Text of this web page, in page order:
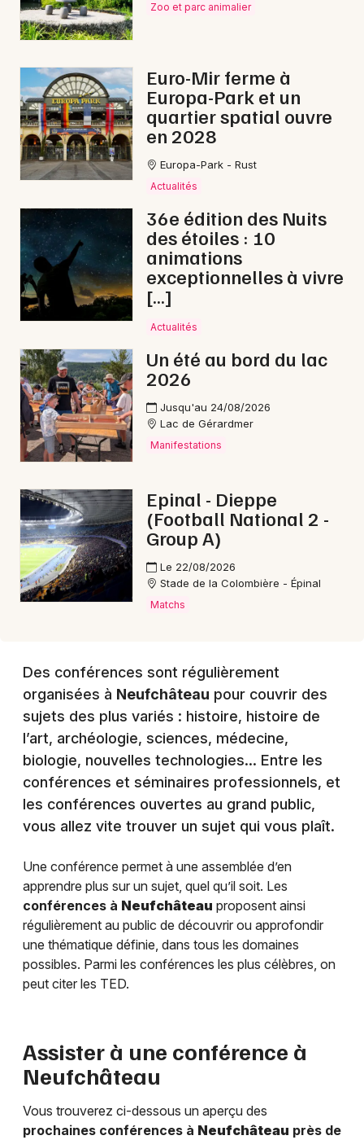
Conférences en Lorraine
Conférences dans le Grand Est
Newsletter des sorties
Actus à Neufchâteau
Magazine à Neufchâteau
88 - Vosges
Mon email
Je m'abonne
Zoo et parc animalier
Euro-Mir ferme à
Europa-Park et un
quartier spatial ouvre
en 2028
Europa-Park - Rust
Actualités
36e édition des Nuits
des étoiles : 10
animations
exceptionnelles à vivre
[…]
Actualités
Un été au bord du lac
2026
Jusqu'au 24/08/2026
Lac de Gérardmer
Manifestations
Epinal - Dieppe
(Football National 2 -
Group A)
Le 22/08/2026
Stade de la Colombière - Épinal
Matchs
Des conférences sont régulièrement
organisées à Neufchâteau pour couvrir des
sujets des plus variés : histoire, histoire de
l’art, archéologie, sciences, médecine,
biologie, nouvelles technologies… Entre les
conférences et séminaires professionnels, et
les conférences ouvertes au grand public,
vous allez vite trouver un sujet qui vous plaît.
Une conférence permet à une assemblée d’en
apprendre plus sur un sujet, quel qu’il soit. Les
conférences à Neufchâteau proposent ainsi
régulièrement au public de découvrir ou approfondir
une thématique définie, dans tous les domaines
possibles. Parmi les conférences les plus célèbres, on
peut citer les TED.
Assister à une conférence à
Neufchâteau
Vous trouverez ci-dessous un aperçu des
prochaines conférences à Neufchâteau près de